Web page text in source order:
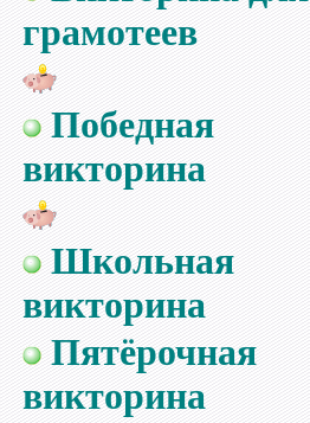
грамотеев
Победная
викторина
Школьная
викторина
Пятёрочная
викторина